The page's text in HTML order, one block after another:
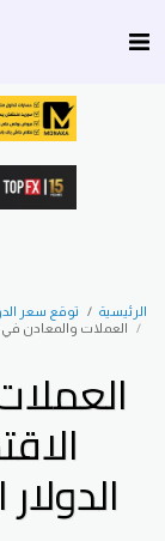
الرئيسية
توقع سعر
العملات والمعادن في